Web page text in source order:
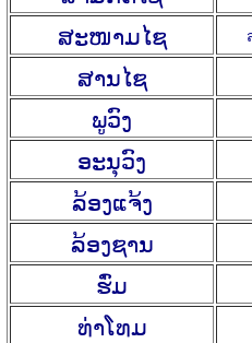
ສະໜາມໄຊ
ສານໄຊ
ພູວົງ
ອະນຸວົງ
ລ້ອງແຈ້ງ
ລ້ອງຊານ
ຮົ່ມ
ທ່າໂທມ